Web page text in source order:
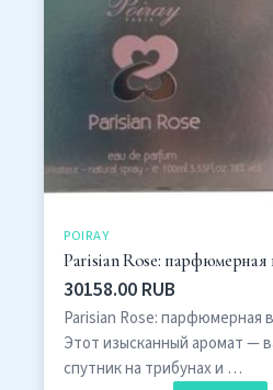
POIRAY
Parisian Rose: парфюмерная
30158.00 RUB
Parisian Rose: парфюмерная
Этот изысканный аромат —
спутник на трибунах и …